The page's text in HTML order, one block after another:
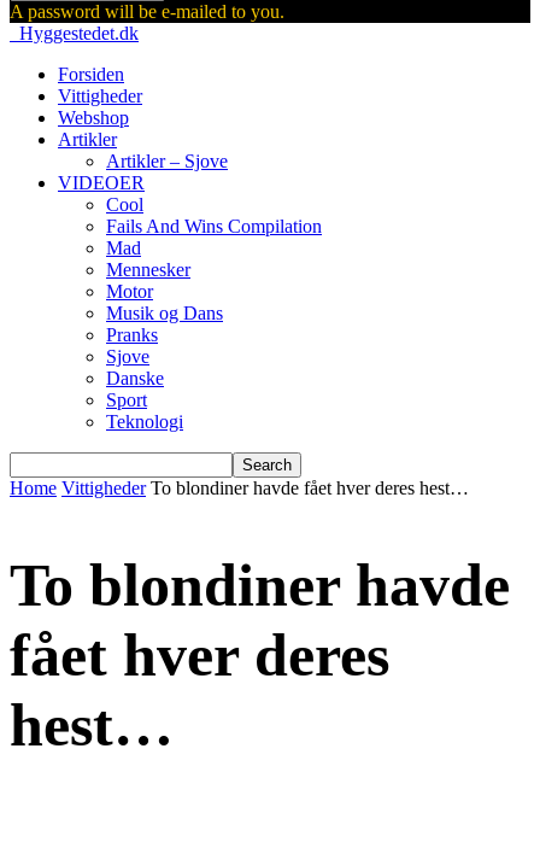
A password will be e-mailed to you.
Hyggestedet.dk
Forsiden
Vittigheder
Webshop
Artikler
Artikler – Sjove
VIDEOER
Cool
Fails And Wins Compilation
Mad
Mennesker
Motor
Musik og Dans
Pranks
Sjove
Danske
Sport
Teknologi
Home Vittigheder To blondiner havde fået hver deres hest…
To blondiner havde
fået hver deres
hest…